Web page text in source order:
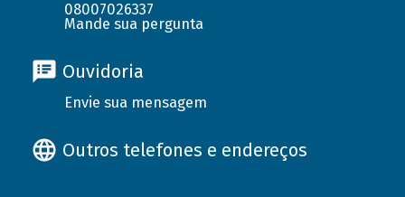
08007026337
Mande sua pergunta
Ouvidoria
Envie sua mensagem
Outros telefones e endereços